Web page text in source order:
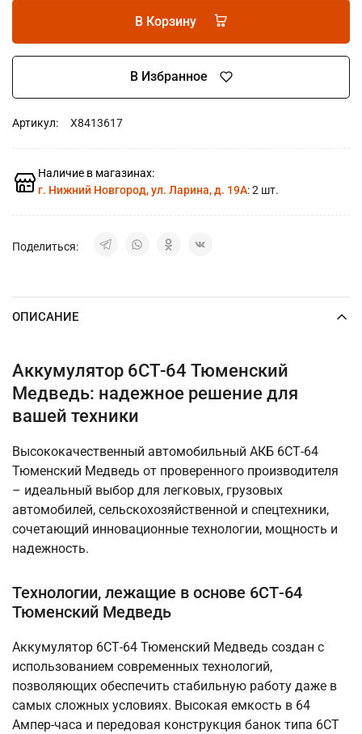
В Корзину
В Избранное
Артикул: X8413617
Наличие в магазинах:
г. Нижний Новгород, ул. Ларина, д. 19А: 2 шт.
Поделиться:
ОПИСАНИЕ
Аккумулятор 6СТ-64 Тюменский
Медведь: надежное решение для
вашей техники
Высококачественный автомобильный АКБ 6СТ-64
Тюменский Медведь от проверенного производителя
– идеальный выбор для легковых, грузовых
автомобилей, сельскохозяйственной и спецтехники,
сочетающий инновационные технологии, мощность и
надежность.
Технологии, лежащие в основе 6СТ-64
Тюменский Медведь
Аккумулятор 6СТ-64 Тюменский Медведь создан с
использованием современных технологий,
позволяющих обеспечить стабильную работу даже в
самых сложных условиях. Высокая емкость в 64
Ампер-часа и передовая конструкция банок типа 6СТ